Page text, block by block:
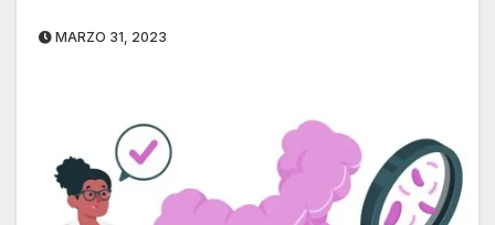
MARZO 31, 2023